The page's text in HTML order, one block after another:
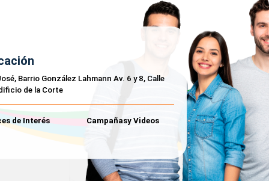
Barrio González Lahmann Av. 6 y 8, Calle
de la Corte
de Interés Campañasy Videos